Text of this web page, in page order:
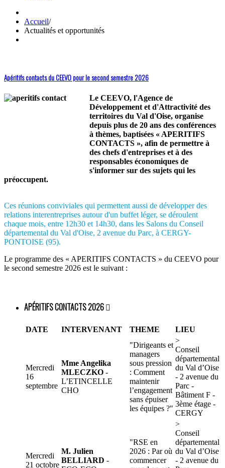
Accueil/
Actualités et opportunités
Apéritifs contacts du CEEVO pour le second semestre 2026
Le CEEVO, l'Agence de
Développement et d'Attractivité des
territoires du Val d'Oise, organise
depuis plus de 20 ans des conférences
à thèmes, baptisées « APERITIFS
CONTACTS », afin de permettre à
des chefs d'entreprises et à des
responsables économiques de
s'informer sur des sujets qui les
préoccupent.
Ces réunions conviviales qui permettent aussi de développer des
relations interentreprises autour d'un buffet léger, se déroulent
chaque mois, entre 12h30 et 14h30, dans les Salons du Conseil
départemental du Val d'Oise, 2 avenue du Parc, à CERGY-
PONTOISE (95).
Le programme des « APERITIFS CONTACTS » du CEEVO pour
le second semestre 2026 est le suivant :
APÉRITIFS CONTACTS 2026
DATE INTERVENANT THEME LIEU
Mercredi
16
septembre
Mme Angelika
MLECZKO -
L’ETINCELLE
CHO
"Dirigeants et
managers
sous pression
: Comment
maintenir
l’engagement
sans épuiser
les équipes ?"
>
Conseil
départemental
du Val d’Oise
- 2 avenue du
Parc -
Bâtiment F -
3ème étage -
CERGY
Mercredi
21 octobre
M. Julien
BELLIARD -
"RSE en
2026 : Par où
commencer
>
Conseil
départemental
du Val d’Oise
- 2 avenue du